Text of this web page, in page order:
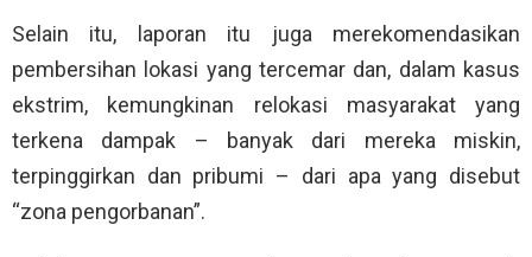
Selain itu, laporan itu juga merekomendasikan
pembersihan lokasi yang tercemar dan, dalam kasus
ekstrim, kemungkinan relokasi masyarakat yang
terkena dampak – banyak dari mereka miskin,
terpinggirkan dan pribumi – dari apa yang disebut
“zona pengorbanan”.